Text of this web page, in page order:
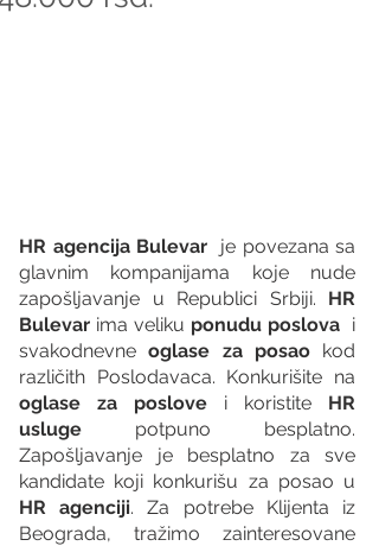
HR agencija Bulevar
  je povezana sa
glavnim kompanijama koje nude
zapošljavanje u Republici Srbiji. HR
Bulevar ima veliku ponudu poslova
  i
svakodnevne oglase za posao kod
oglase za poslove i koristite HR
usluge potpuno besplatno.
Zapošljavanje je besplatno za sve
HR agenciji. Za potrebe Klijenta iz
Beograda, tražimo zainteresovane